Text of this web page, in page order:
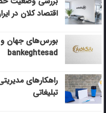
اقتصاد کلان در
بورس‌های جهان و
bankeghtesad
راهکارهای
تبلیغاتی